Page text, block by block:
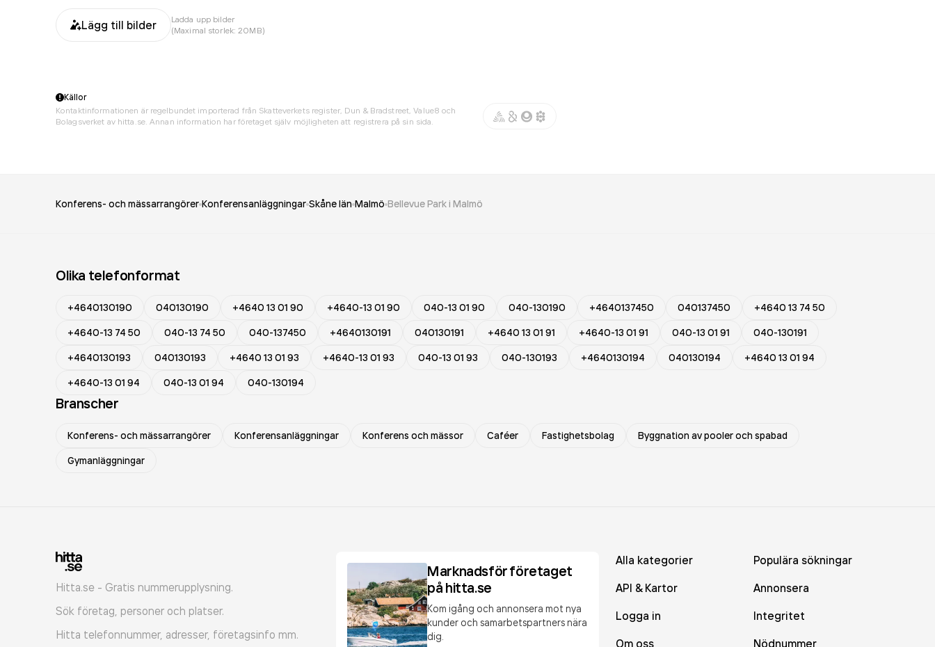
Lägg till bilder
Ladda upp bilder
(Maximal storlek: 20MB)
Källor
Kontaktinformationen är regelbundet importerad från Skatteverkets register, Dun & Bradstreet, Value8 och
Bolagsverket av hitta.se. Annan information har företaget själv möjligheten att registrera på sin sida.
Konferens- och mässarrangörer Konferensanläggningar Skåne län Malmö Bellevue Park i Malmö
Olika telefonformat
+4640130190 040130190 +4640 13 01 90 +4640-13 01 90 040-13 01 90 040-130190 +4640137450 040137450
+4640 13 74 50
+4640-13 74 50
040-13 74 50 040-137450 +4640130191 040130191 +4640 13 01 91 +4640-13 01 91 040-13 01 91
040-130191
+4640130193
040130193 +4640 13 01 93 +4640-13 01 93 040-13 01 93 040-130193 +4640130194 040130194
+4640 13 01 94
+4640-13 01 94
040-13 01 94 040-130194
Branscher
Konferens- och mässarrangörer Konferensanläggningar Konferens och mässor Caféer Fastighetsbolag
Byggnation av pooler och spabad
Gymanläggningar
Hitta.se - Gratis nummerupplysning.
Sök företag, personer och platser.
Hitta telefonnummer, adresser, företagsinfo mm.
Marknadsför företaget
på hitta.se
Kom igång och annonsera mot nya
kunder och samarbetspartners nära
dig.
Alla kategorier
Populära sökningar
API & Kartor
Annonsera
Logga in
Integritet
Om oss
Nödnummer